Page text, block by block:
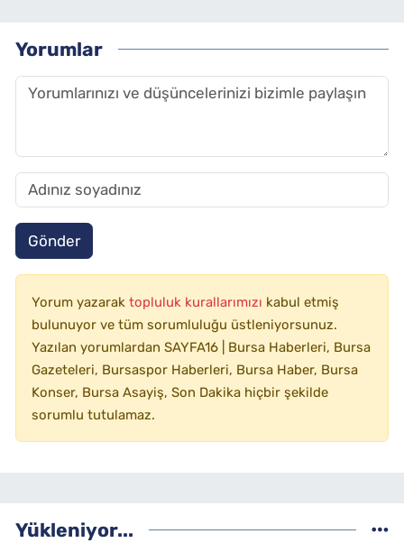
Yorumlar
Gönder
Yorum yazarak topluluk kurallarımızı kabul etmiş
bulunuyor ve tüm sorumluluğu üstleniyorsunuz.
Yazılan yorumlardan SAYFA16 | Bursa Haberleri, Bursa
Gazeteleri, Bursaspor Haberleri, Bursa Haber, Bursa
Konser, Bursa Asayiş, Son Dakika hiçbir şekilde
sorumlu tutulamaz.
Yükleniyor...